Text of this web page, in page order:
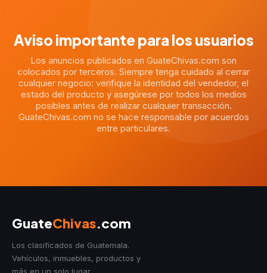
Aviso importante para los usuarios
Los anuncios publicados en GuateChivas.com son
colocados por terceros. Siempre tenga cuidado al cerrar
cualquier negocio: verifique la identidad del vendedor, el
estado del producto y asegúrese por todos los medios
posibles antes de realizar cualquier transacción.
GuateChivas.com no se hace responsable por acuerdos
entre particulares.
GuateChivas.com
Los clasificados de Guatemala.
Vehículos, inmuebles, productos y